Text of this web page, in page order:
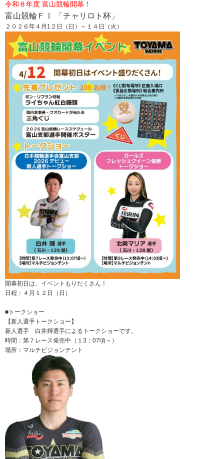
令和 ８年度 富山競輪開幕 ！
富山競輪ＦⅠ 「チャリロト杯」
２０２６年４月1２ 日（日）～１４日（火）
開幕初日は、 イベントもりだくさん！
日程：４月１２日（日）
■トークショー
【新人選手トークショー】
新人選手 白井輝選手によるトークショーです。
時間：第７レース発売中（１3：07頃～）
場所：マルチビジョンテント